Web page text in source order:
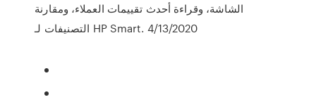
الشاشة، وقراءة أحدث تقييمات العملاء، ومقارنة
التصنيفات لـ HP Smart. 4/13/2020